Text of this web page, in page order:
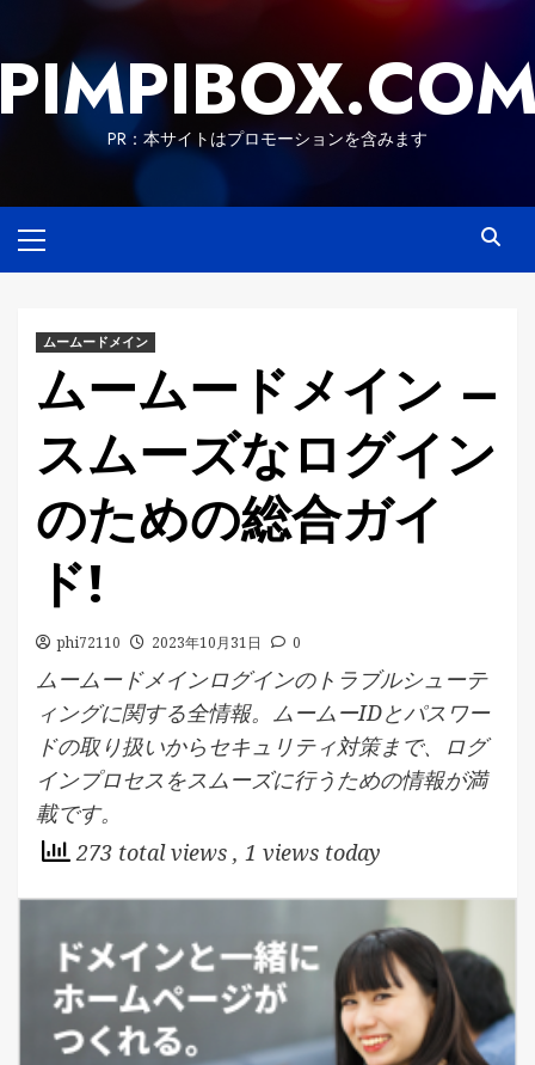
content
PR：本サイトはプロモーションを含みます
Menu
ムームードメイン
ムームードメイン –
スムーズなログイン
のための総合ガイ
ド!
phi72110 2023年10月31日 0
ムームードメインログインのトラブルシューテ
ィングに関する全情報。ムームーIDとパスワー
ドの取り扱いからセキュリティ対策まで、ログ
インプロセスをスムーズに行うための情報が満
載です。
273 total views , 1 views today